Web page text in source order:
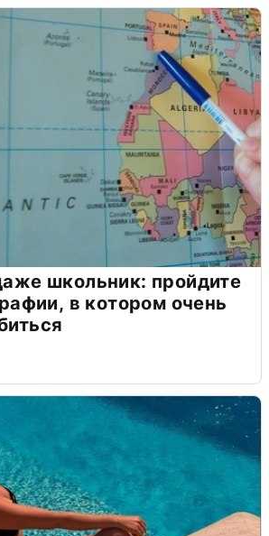
школьник: пройдите
в котором очень